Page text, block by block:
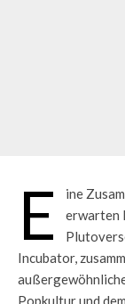
E
ine
erwarten
Incubator,
Popkultur und